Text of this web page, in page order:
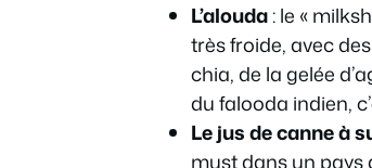
L’alouda: le «
très froide, avec des
chia, de la gelée
du falooda indien,
Le jus de canne à
must dans un pays